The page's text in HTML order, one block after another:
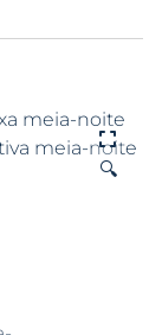
🔍